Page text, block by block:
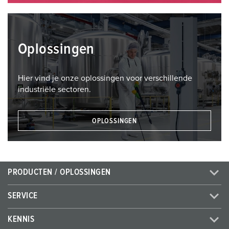
Oplossingen
Hier vind je onze oplossingen voor verschillende
industriële sectoren.
OPLOSSINGEN
PRODUCTEN / OPLOSSINGEN
SERVICE
KENNIS